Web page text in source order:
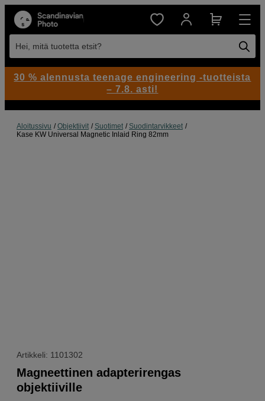
Hei, mitä tuotetta etsit?
Aloitussivu Objektiivit Suotimet
Suodintarvikkeet
Kase KW Universal Magnetic Inlaid Ring 82mm
Artikkeli: 1101302
Magneettinen adapterirengas
objektiiville
30 % alennusta teenage engineering -tuotteista
– 7.8. asti!